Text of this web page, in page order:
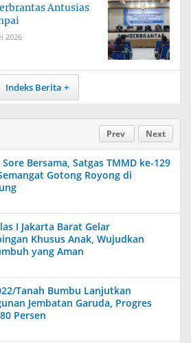
Antusias
2026
Indeks Berita
Prev Next
Bersama, Satgas TMMD ke-129
Gotong Royong di
I Jakarta Barat Gelar
Khusus Anak, Wujudkan
yang Aman
Tanah Bumbu Lanjutkan
Jembatan Garuda, Progres
Persen